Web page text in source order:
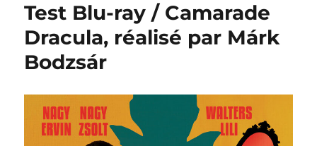
Test Blu-ray / Camarade
Dracula, réalisé par Márk
Bodzsár